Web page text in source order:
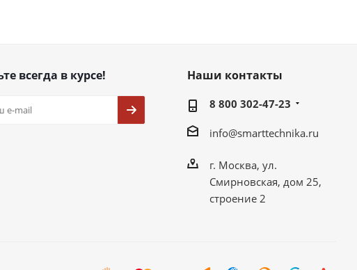
всегда в курсе! Наши контакты
8 800 302-47-23
info@smarttechnika.ru
г. Москва, ул.
Смирновская, дом 25,
строение 2